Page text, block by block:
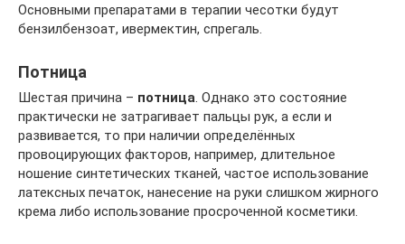
Основными препаратами в терапии чесотки будут
бензилбензоат, ивермектин, спрегаль.
Потница
Шестая причина – потница. Однако это состояние
практически не затрагивает пальцы рук, а если и
развивается, то при наличии определённых
провоцирующих факторов, например, длительное
ношение синтетических тканей, частое использование
латексных печаток, нанесение на руки слишком жирного
крема либо использование просроченной косметики.